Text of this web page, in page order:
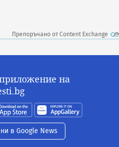
Препоръчано от Content Exchange
на
в Google News